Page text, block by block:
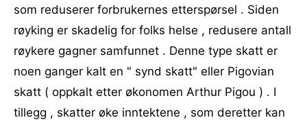
som reduserer forbrukernes etterspørsel . Siden
røyking er skadelig for folks helse , redusere antall
røykere gagner samfunnet . Denne type skatt er
noen ganger kalt en " synd skatt" eller Pigovian
skatt ( oppkalt etter økonomen Arthur Pigou ) . I
tillegg , skatter øke inntektene , som deretter kan